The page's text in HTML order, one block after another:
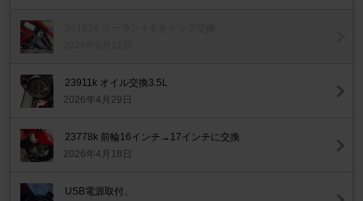
23911k オイル交換3.5L
2026年4月29日
23778k 前輪16インチ→17インチに交換
2026年4月18日
USB電源取付、